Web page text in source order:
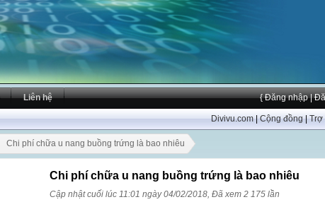
Liên hệ { Đăng nhập|
Divivu.com|Cộng đồng|Trợ
Chi phí chữa u nang buồng trứng là bao nhiêu
Chi phí chữa u nang buồng trứng là bao nhiêu
Cập nhật cuối lúc 11:01 ngày 04/02/2018, Đã xem 2 175 lần